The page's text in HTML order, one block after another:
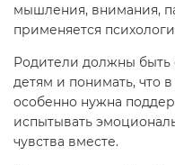
мышления, внимания,
применяется
Родители должны быть
детям и понимать, что
особенно нужна
испытывать
чувства вместе.